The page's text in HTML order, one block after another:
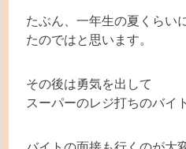
たぶん、一年生の夏くらい
たのではと思います。
その後は勇気を出して
スーパーのレジ打ちのバイ